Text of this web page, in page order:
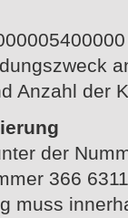
Anzahl der
der
366
muss